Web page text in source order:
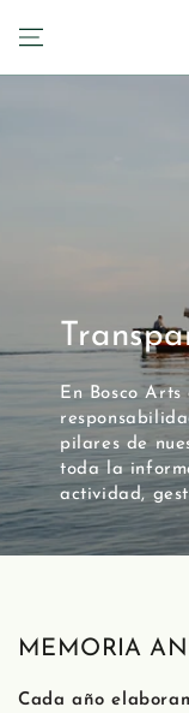
En Bosco
pilares de
toda la
actividad,
MEMORIA
Cada año